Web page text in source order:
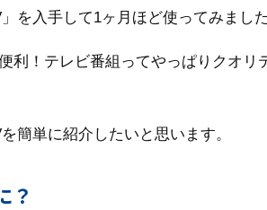
を入手して1ヶ月ほど使ってみました
利！テレビ番組ってやっぱりクオリ
簡単に紹介したいと思います。
？